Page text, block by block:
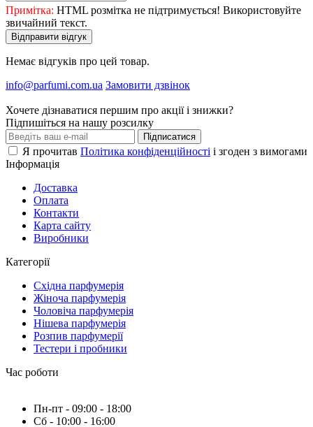
Примітка: HTML розмітка не підтримується! Використовуйте
звичайний текст.
Відправити відгук
Немає відгуків про цей товар.
info@parfumi.com.ua Замовити дзвінок
Хочете дізнаватися першим про акції і знижки?
Підпишіться на нашу розсилку
Підписатися
Я прочитав Політика конфіденційності і згоден з вимогами
Інформація
Доставка
Оплата
Контакти
Карта сайту
Виробники
Категорії
Східна парфумерія
Жіноча парфумерія
Чоловіча парфумерія
Нішева парфумерія
Розпив парфумерії
Тестери і пробники
Час роботи
Пн-пт - 09:00 - 18:00
Сб - 10:00 - 16:00